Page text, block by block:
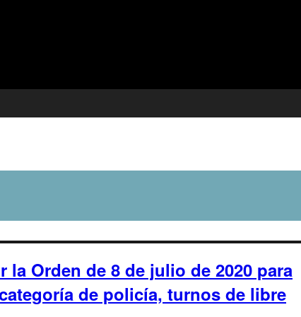
Orden de 8 de julio de 2020 para
de policía, turnos de libre